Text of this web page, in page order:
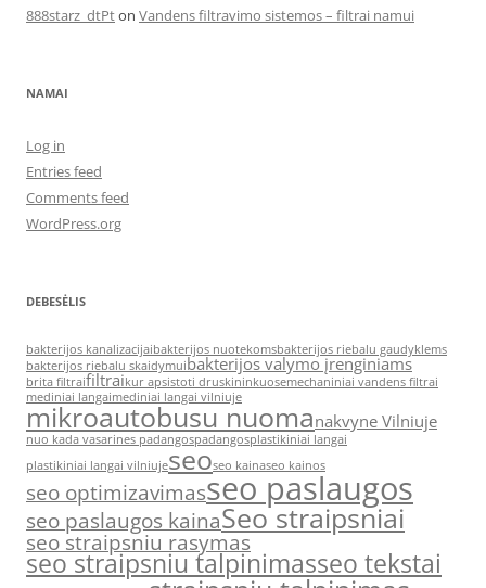
888starz_dtPton Vandens filtravimo sistemos – filtrai namui
NAMAI
Log in
Entries feed
Comments feed
WordPress.org
DEBESĖLIS
bakterijos kanalizacijaibakterijos nuotekomsbakterijos riebalu gaudyklems
bakterijos riebalu skaidymuibakterijos valymo įrenginiams
brita filtraifiltraikur apsistoti druskininkuosemechaniniai vandens filtrai
mediniai langaimediniai langai vilniuje
mikroautobusu nuomanakvyne Vilniuje
nuo kada vasarines padangospadangosplastikiniai langai
plastikiniai langai vilniujeseoseo kainaseo kainos
seo optimizavimasseo paslaugos
seo paslaugos kainaSeo straipsniai
seo straipsniu rasymas
seo straipsniu talpinimasseo tekstai